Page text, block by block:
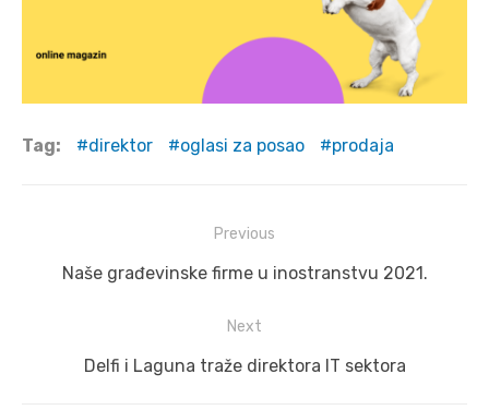
Tag: direktor oglasi za posao prodaja
navigation
Previous
Previous
Naše građevinske firme u inostranstvu 2021.
Next
Next
Delfi i Laguna traže direktora IT sektora